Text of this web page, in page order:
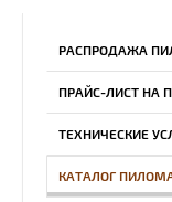
РАСПРОДАЖА
ПРАЙС-ЛИСТ НА
ТЕХНИЧЕСКИЕ
КАТАЛОГ